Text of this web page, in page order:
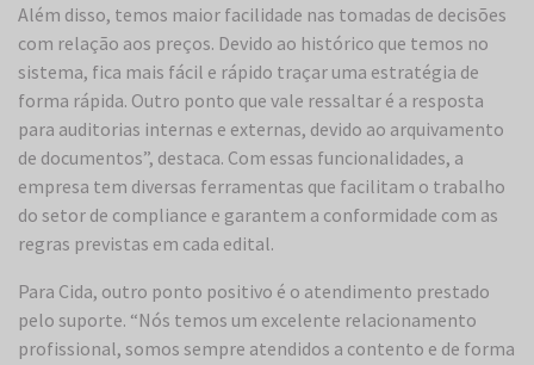
Além disso, temos maior facilidade nas tomadas de decisões
com relação aos preços. Devido ao histórico que temos no
sistema, fica mais fácil e rápido traçar uma estratégia de
forma rápida. Outro ponto que vale ressaltar é a resposta
para auditorias internas e externas, devido ao arquivamento
de documentos”, destaca. Com essas funcionalidades, a
empresa tem diversas ferramentas que facilitam o trabalho
do setor de compliance e garantem a conformidade com as
regras previstas em cada edital.
Para Cida, outro ponto positivo é o atendimento prestado
pelo suporte. “Nós temos um excelente relacionamento
profissional, somos sempre atendidos a contento e de forma